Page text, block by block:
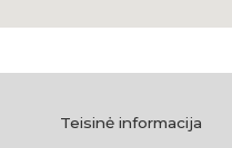
Teisinė informacija